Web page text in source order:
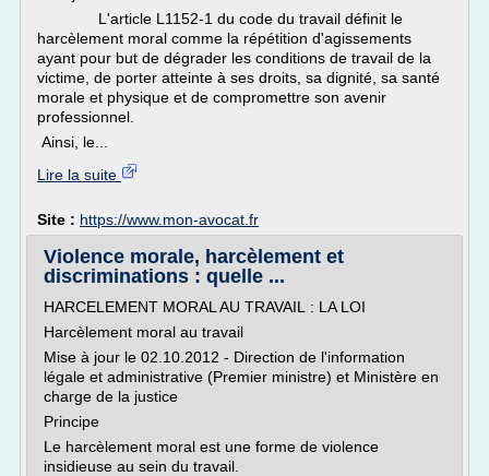
L'article L1152-1 du code du travail définit le
harcèlement moral comme la répétition d'agissements
ayant pour but de dégrader les conditions de travail de la
victime, de porter atteinte à ses droits, sa dignité, sa santé
morale et physique et de compromettre son avenir
professionnel.
Ainsi, le...
Lire la suite
Site : https://www.mon-avocat.fr
Violence morale, harcèlement et
discriminations : quelle ...
HARCELEMENT MORAL AU TRAVAIL : LA LOI
Harcèlement moral au travail
Mise à jour le 02.10.2012 - Direction de l'information
légale et administrative (Premier ministre) et Ministère en
charge de la justice
Principe
Le harcèlement moral est une forme de violence
insidieuse au sein du travail.